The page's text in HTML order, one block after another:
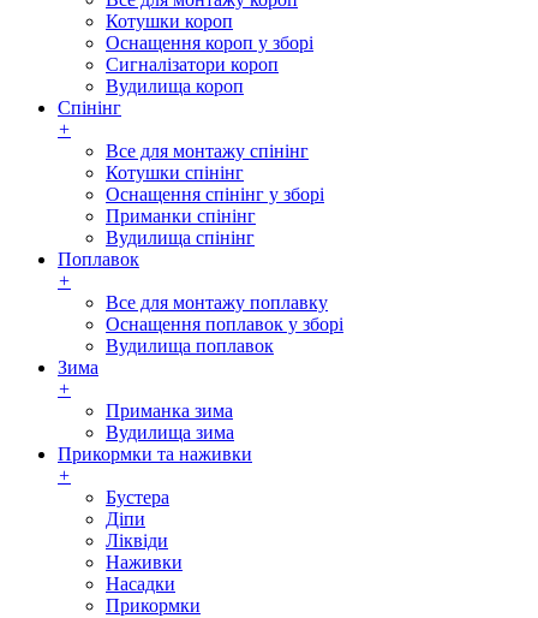
Котушки короп
Оснащення короп у зборі
Сигналізатори короп
Вудилища короп
Спінінг
+
Все для монтажу спінінг
Котушки спінінг
Оснащення спінінг у зборі
Приманки спінінг
Вудилища спінінг
Поплавок
+
Все для монтажу поплавку
Оснащення поплавок у зборі
Вудилища поплавок
Зима
+
Приманка зима
Вудилища зима
Прикормки та наживки
+
Бустера
Діпи
Ліквіди
Наживки
Насадки
Прикормки